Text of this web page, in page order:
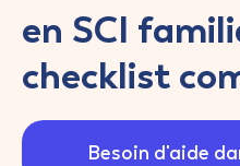
en SCI
checklist
Besoin d'aide